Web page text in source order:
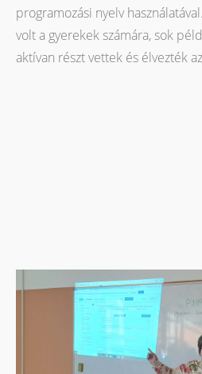
programozási nyelv
volt a gyerekek számára, sok
aktívan részt vettek és élvezték